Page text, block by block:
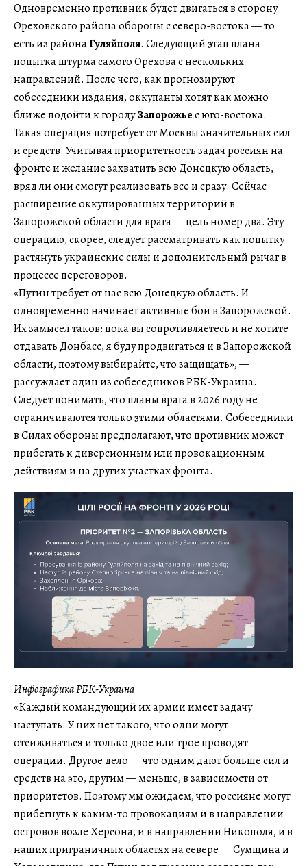
Одновременно противник будет двигаться в сторону
Ореховского района обороны с северо-востока — то
есть из районаГуляйполя. Следующий этап плана —
попытка штурма самого Орехова с нескольких
направлений. После чего, как прогнозируют
собеседники издания, оккупанты хотят как можно
ближе подойти к городуЗапорожьес юго-востока.
Такая операция потребует от Москвы значительных сил
и средств. Учитывая приоритетность задач россиян на
фронте и желание захватить всю Донецкую область,
вряд ли они смогут реализовать все и сразу. Сейчас
расширение оккупированных территорий в
Запорожской области для врага — цель номер два. Эту
операцию, скорее, следует рассматривать как попытку
растянуть украинские силы и дополнительный рычаг в
процессе переговоров.
«Путин требует от нас всю Донецкую область. И
одновременно начинает активные бои в Запорожской.
Их замысел таков: пока вы сопротивляетесь и не хотите
отдавать Донбасс, я буду продвигаться и в Запорожской
области, поэтому выбирайте, что защищать», —
рассуждает один из собеседников РБК-Украина.
Следует понимать, что планы врага в 2026 году не
ограничиваются только этими областями. Собеседники
в Силах обороны предполагают, что противник может
прибегать к диверсионным или провокационным
действиям и на других участках фронта.
Инфографика РБК-Украина
«Каждый командующий их армии имеет задачу
наступать. У них нет такого, что одни могут
отсиживаться и только двое или трое проводят
операции. Другое дело — что одним дают больше сил и
средств на это, другим — меньше, в зависимости от
приоритетов. Поэтому мы ожидаем, что россияне могут
прибегнуть к каким-то провокациям и в направлении
островов возле Херсона, и в направлении Никополя, и в
наших приграничных областях на севере — Сумщина и